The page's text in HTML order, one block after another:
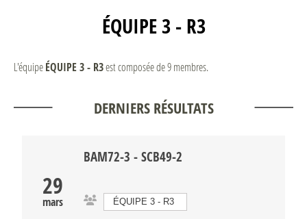
ÉQUIPE 3 - R3
L'équipeÉQUIPE 3 - R3est composée de 9 membres.
DERNIERS RÉSULTATS
29
mars
BAM72-3 -SCB49-2
ÉQUIPE 3 - R3